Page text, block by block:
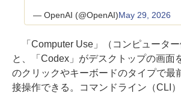
— OpenAI (@OpenAI)May 29, 2026
「Computer Use」（コンピューター
と、「Codex」がデスクトップの画面
のクリックやキーボードのタイプで最
接操作できる。コマンドライン（CLI